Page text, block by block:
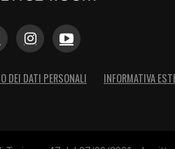
DEI DATI PERSONALI INFORMATIVA